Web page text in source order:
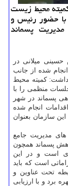
محیط زیست
حضور رئیس و
پسماند
میلانی در
شده از جانب
كمیته محیط
منظمی را با
پسماند در شهر
انجام شده
سازمان بعنوان
های مدیریت جامع
پسماند همچون
است و در این
است كه باید
تحت عناوین و
برد و با ارزیابی